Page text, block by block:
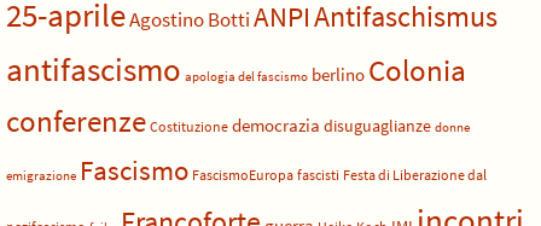
25-aprileAgostino BottiANPIAntifaschismus
antifascismo apologia del fascismo berlino Colonia
conferenze Costituzione democrazia disuguaglianze donne
emigrazione Fascismo FascismoEuropa fascisti Festa di Liberazione dal